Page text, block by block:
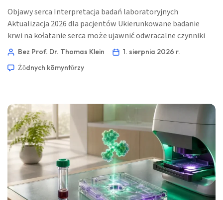
Objawy serca Interpretacja badań laboratoryjnych
Aktualizacja 2026 dla pacjentów Ukierunkowane badanie
krwi na kołatanie serca może ujawnić odwracalne czynniki
wyzwalające, ale nie może zdiagnozować samego rytmu.
opartą na EKG. 📖 ~11 minut 📅 1 sierpnia 2026 📝
Bez Prof. Dr. Thomas Klein
1. sierpnia 2026 r.
Żŏdnych kōmyntŏrzy